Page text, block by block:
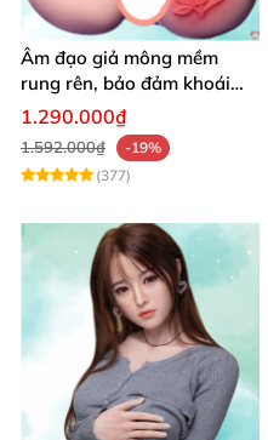
Âm đạo giả mông mềm
rung rên, bảo đảm khoái
cảm vượt trội
1.290.000₫
1.592.000₫
-19%
(377)